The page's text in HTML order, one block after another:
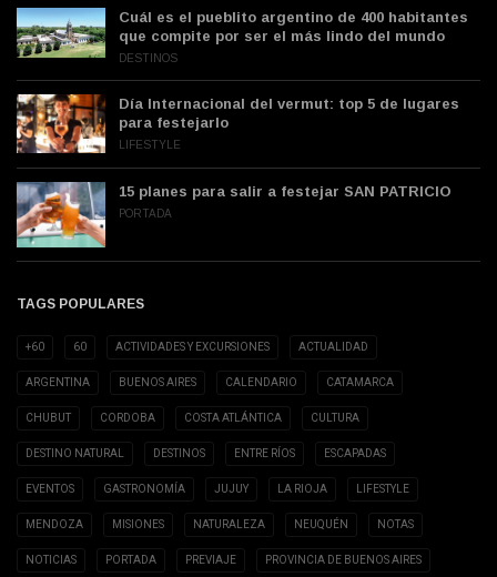
Cuál es el pueblito argentino de 400 habitantes
que compite por ser el más lindo del mundo
DESTINOS
Día Internacional del vermut: top 5 de lugares
para festejarlo
LIFESTYLE
15 planes para salir a festejar SAN PATRICIO
PORTADA
TAGS POPULARES
+60 60 ACTIVIDADES Y EXCURSIONES ACTUALIDAD
ARGENTINA BUENOS AIRES CALENDARIO CATAMARCA
CHUBUT CORDOBA COSTA ATLÁNTICA CULTURA
DESTINO NATURAL DESTINOS ENTRE RÍOS ESCAPADAS
EVENTOS GASTRONOMÍA JUJUY LA RIOJA LIFESTYLE
MENDOZA MISIONES NATURALEZA NEUQUÉN NOTAS
NOTICIAS PORTADA PREVIAJE PROVINCIA DE BUENOS AIRES